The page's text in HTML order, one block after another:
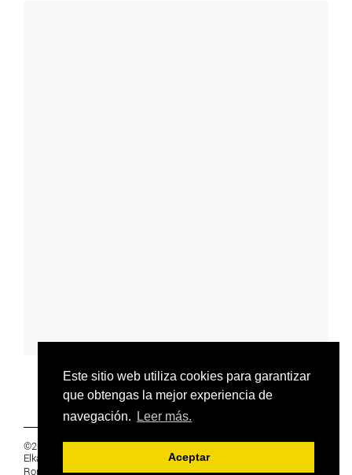
Este sitio web utiliza cookies para garantizar
que obtengas la mejor experiencia de
navegación.
Leer más.
Aceptar
©2019 Euskal Herriko Ikasleen Gurasoen
Elkartea -
Ronda 27, 1 Ezk, 48005 Bilbao, Bizkaia